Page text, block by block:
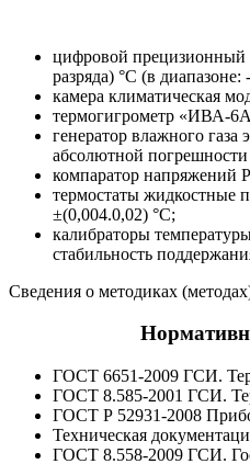
цифровой прецизионный
разряда) °С (в
камера климатическая
термогигрометр «ИВА-
генератор влажного
абсолютной
компаратор напряжений
термостаты жидкостные
±(0,004.0,02) °С;
калибраторы
стабильность
Сведения о методиках
ГОСТ 6651-2009 ГСИ.
ГОСТ 8.585-2001 ГСИ.
ГОСТ Р 52931-2008
Техническая
ГОСТ 8.558-2009 ГСИ.